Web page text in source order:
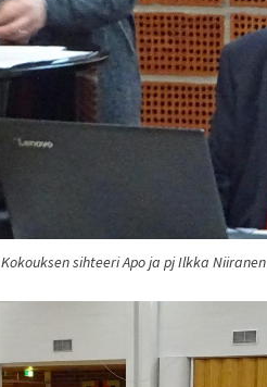
Kokouksen sihteeri Apo ja pj Ilkka Niiranen